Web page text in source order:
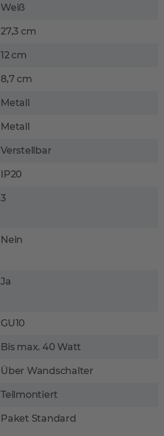
Weiß
27,3 cm
12 cm
8,7 cm
Metall
Metall
Verstellbar
IP20
3
Nein
Ja
GU10
Bis max. 40 Watt
Über Wandschalter
Teilmontiert
Paket Standard